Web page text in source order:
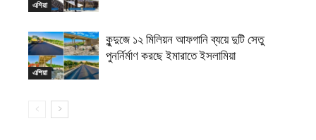
এশিয়া
এশিয়া
কুন্দুজে ১২ মিলিয়ন আফগানি ব্যয়ে দুটি সেতু
পুনর্নির্মাণ করছে ইমারাতে ইসলামিয়া